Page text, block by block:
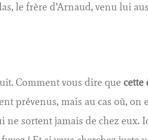
le frère d’Arnaud, venu lui
Comment vous dire que cette
prévenus, mais au cas où, on
sortent jamais de chez eux.